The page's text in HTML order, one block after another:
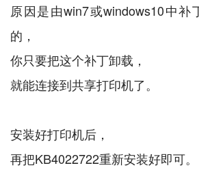
原因是由win7或windows10中补
的，
你只要把这个补丁卸载，
就能连接到共享打印机了。
安装好打印机后，
再把KB4022722重新安装好即可。